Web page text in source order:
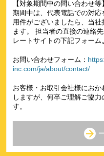
【対象期間中の問い合わせ等】
期間中は、代表電話での対
用件がございましたら、当
ます。 担当者の直接の連絡
レートサイトの下記フォーム
お問い合わせフォーム：
inc.com/ja/about/contact/
お客様・お取引会社様にお
しますが、何卒ご理解ご協
す。